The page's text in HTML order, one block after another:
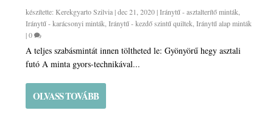
készítette:Kerekgyarto Szilvia|dec 21, 2020|Iránytű - asztalterítő minták
Iránytű - karácsonyi minták ,Iránytű - kezdő szintű quiltek ,Iránytű alap minták
|0
A teljes szabásmintát innen töltheted le: Gyönyörű hegy asztali
futó A minta gyors-technikával...
OLVASS TOVÁBB